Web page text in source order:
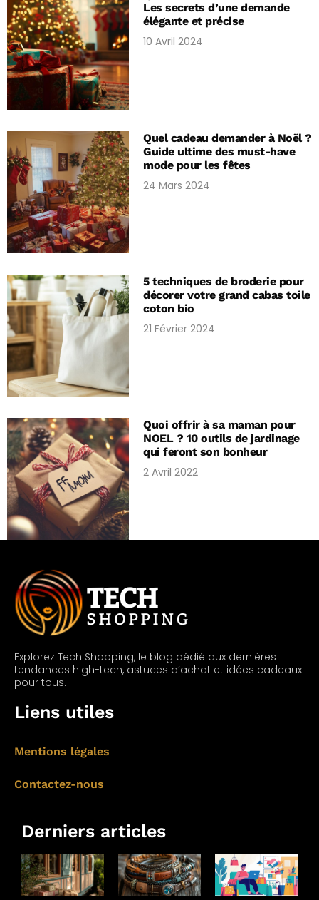
Les secrets d’une demande
élégante et précise
10 Avril 2024
Quel cadeau demander à Noël ?
Guide ultime des must-have
mode pour les fêtes
24 Mars 2024
5 techniques de broderie pour
décorer votre grand cabas toile
coton bio
21 Février 2024
Quoi offrir à sa maman pour
NOEL ? 10 outils de jardinage
qui feront son bonheur
2 Avril 2022
Explorez Tech Shopping, le blog dédié aux dernières
tendances high-tech, astuces d’achat et idées cadeaux
pour tous.
Liens utiles
Mentions légales
Contactez-nous
Derniers articles